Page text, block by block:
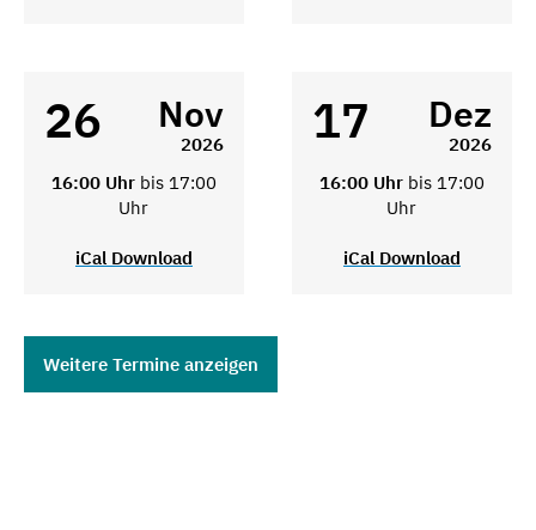
26 Nov
2026
16:00 Uhr bis 17:00
Uhr
iCal Download
17 Dez
2026
16:00 Uhr bis 17:00
Uhr
iCal Download
Weitere Termine anzeigen